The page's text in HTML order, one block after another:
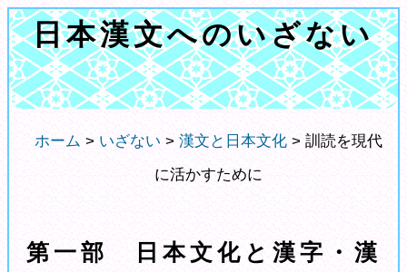
日本漢文へのいざない
第一部 日本文化と漢字・漢
ホーム > いざない > 漢文と日本文化> 訓読を現代
に活かすために